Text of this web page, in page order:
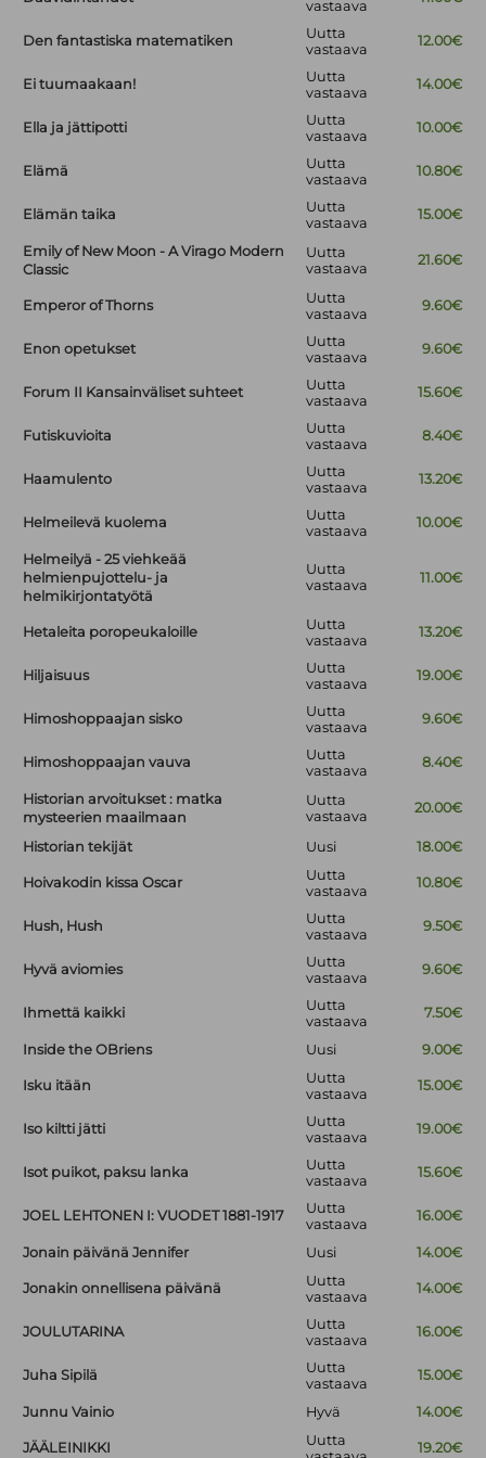
vastaava
Den fantastiska matematiken
Uutta
vastaava
12.00€
Ei tuumaakaan!
Uutta
vastaava
14.00€
Ella ja jättipotti
Uutta
vastaava
10.00€
Elämä
Uutta
vastaava
10.80€
Elämän taika
Uutta
vastaava
15.00€
Emily of New Moon - A Virago Modern
Classic
Uutta
vastaava
21.60€
Emperor of Thorns
Uutta
vastaava
9.60€
Enon opetukset
Uutta
vastaava
9.60€
Forum II Kansainväliset suhteet
Uutta
vastaava
15.60€
Futiskuvioita
Uutta
vastaava
8.40€
Haamulento
Uutta
vastaava
13.20€
Helmeilevä kuolema
Uutta
vastaava
10.00€
Helmeilyä - 25 viehkeää
helmienpujottelu- ja
helmikirjontatyötä
Uutta
vastaava
11.00€
Hetaleita poropeukaloille
Uutta
vastaava
13.20€
Hiljaisuus
Uutta
vastaava
19.00€
Himoshoppaajan sisko
Uutta
vastaava
9.60€
Himoshoppaajan vauva
Uutta
vastaava
8.40€
Historian arvoitukset : matka
mysteerien maailmaan
Uutta
vastaava
20.00€
Historian tekijät Uusi 18.00€
Hoivakodin kissa Oscar
Uutta
vastaava
10.80€
Hush, Hush
Uutta
vastaava
9.50€
Hyvä aviomies
Uutta
vastaava
9.60€
Ihmettä kaikki
Uutta
vastaava
7.50€
Inside the OBriens Uusi 9.00€
Isku itään
Uutta
vastaava
15.00€
Iso kiltti jätti
Uutta
vastaava
19.00€
Isot puikot, paksu lanka
Uutta
vastaava
15.60€
JOEL LEHTONEN I: VUODET 1881-1917
Uutta
vastaava
16.00€
Jonain päivänä Jennifer Uusi 14.00€
Jonakin onnellisena päivänä
Uutta
vastaava
14.00€
JOULUTARINA
Uutta
vastaava
16.00€
Juha Sipilä
Uutta
vastaava
15.00€
Junnu Vainio Hyvä 14.00€
JÄÄLEINIKKI
Uutta
19.20€